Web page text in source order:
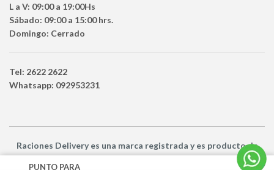
L a V: 09:00 a 19:00Hs
Sábado: 09:00 a 15:00 hrs.
Domingo: Cerrado
Tel: 2622 2622
Whatsapp: 092953231
Raciones Deliveryes una marca registrada y es productode
Netbuy Uruguay SRL -© Todos los derechos reservados
PUNTO PARA